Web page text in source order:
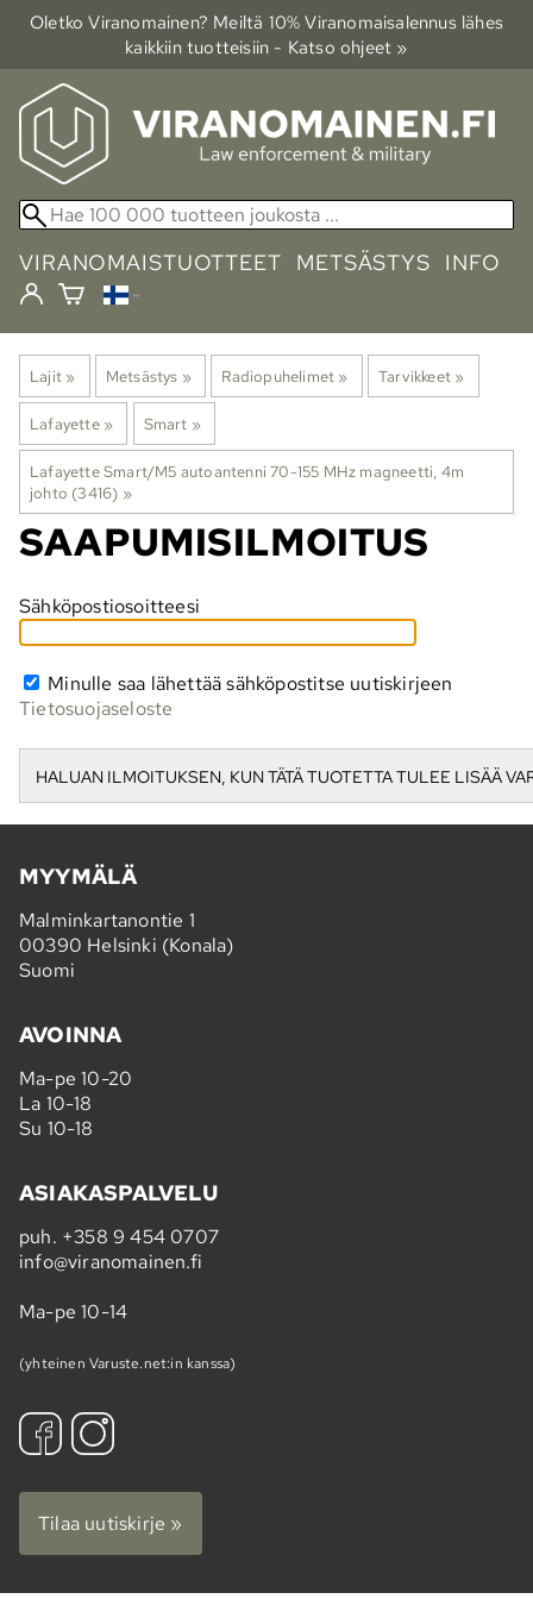
Oletko Viranomainen? Meiltä 10% Viranomais­alennus lähes
kaikkiin tuotteisiin - Katso ohjeet »
VIRANOMAISTUOTTEET METSÄSTYS INFO
Lajit ‪» Metsästys ‪» Radiopuhelimet ‪» Tarvikkeet ‪»
Lafayette ‪» Smart ‪»
Lafayette Smart/M5 autoantenni 70-155 MHz magneetti, 4m
johto (3416) ‪»
SAAPUMISILMOITUS
Sähköpostiosoitteesi
Minulle saa lähettää sähköpostitse uutiskirjeen
Tietosuojaseloste
MYYMÄLÄ
Malminkartanontie 1
00390 Helsinki (Konala)
Suomi
AVOINNA
Ma-pe 10-20
La 10-18
Su 10-18
ASIAKASPALVELU
puh. +358 9 454 0707
info@viranomainen.fi
Ma-pe 10-14
(yhteinen Varuste.net:in kanssa)
Tilaa uutiskirje »